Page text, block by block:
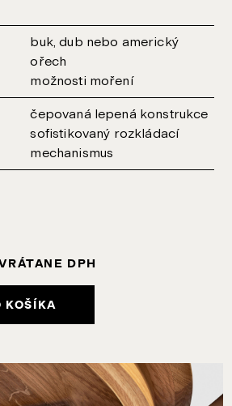
buk, dub nebo americký
ořech
možnosti moření
čepovaná lepená konstrukce
sofistikovaný rozkládací
mechanismus
DPH
KOŠÍKA